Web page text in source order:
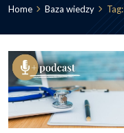
Home Baza wiedzy Tag: